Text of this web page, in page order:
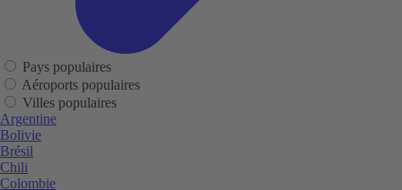
Pays populaires
Aéroports populaires
Villes populaires
Argentine
Bolivie
Brésil
Chili
Colombie